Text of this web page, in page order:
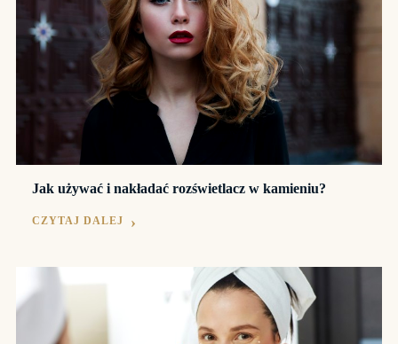
Jak używać i nakładać rozświetlacz w kamieniu?
CZYTAJ DALEJ